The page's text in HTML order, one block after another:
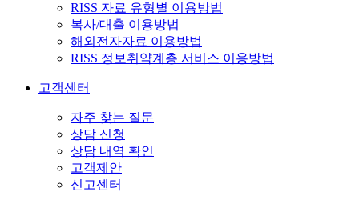
RISS 자료 유형별 이용방법
복사/대출 이용방법
해외전자자료 이용방법
RISS 정보취약계층 서비스 이용방법
고객센터
자주 찾는 질문
상담 신청
상담 내역 확인
고객제안
신고센터